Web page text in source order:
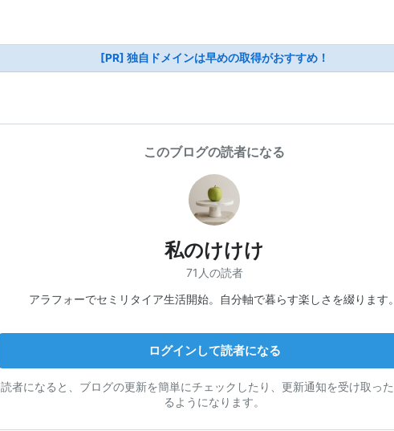
[PR] 独自ドメインは早めの取得がおすすめ！
このブログの読者になる
私のけけけ
71人の読者
アラフォーでセミリタイア生活開始。自分軸で暮らす楽しさを綴ります
ログインして読者になる
読者になると、ブログの更新を簡単にチェックしたり、更新通知を受け取っ
るようになります。